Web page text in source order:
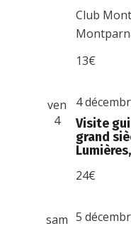
Club
13€
ven
4
Visite
grand
4
24€
sam 5